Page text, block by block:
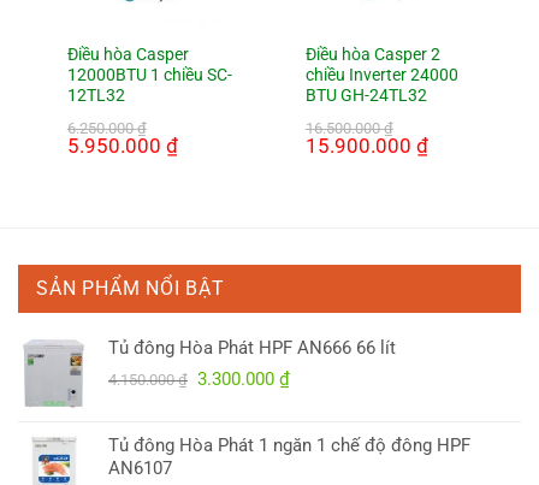
Điều hòa Casper
12000BTU 1 chiều SC-
12TL32
6.250.000₫
Giá
gốc
5.950.000 ₫Giá
hiện
Điều hòa Casper 2
chiều Inverter 24000
BTU GH-24TL32
16.500.000₫
Giá
gốc
15.900.000 ₫Giá
hiện
SẢN PHẨM NỔI BẬT
Tủ đông Hòa Phát HPF AN666 66 lít
4.150.000₫ Giá
4.150.000 ₫.
3.300.000 ₫Giá
là:
Tủ đông Hòa Phát 1 ngăn 1 chế độ đông HPF
AN6107